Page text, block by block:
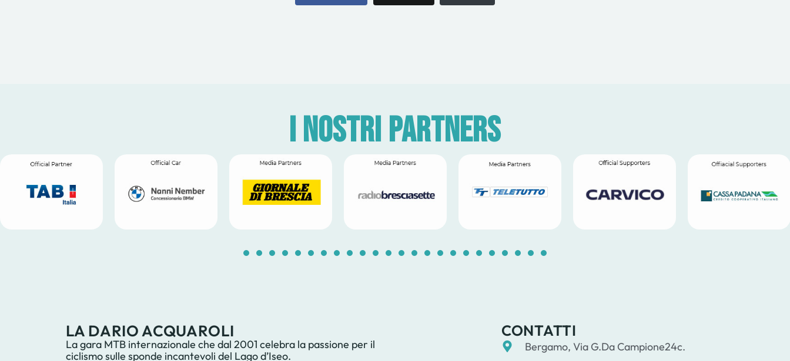
I nostri partners
1 2 3 4 5 6 7 8 9 10 11 12 13 14 15 16 17
LA DARIO ACQUAROLI
La gara MTB internazionale che dal 2001 celebra la passione per il
ciclismo sulle sponde incantevoli del Lago d’Iseo.
CONTATTI
Bergamo, Via G.Da Campione24c.